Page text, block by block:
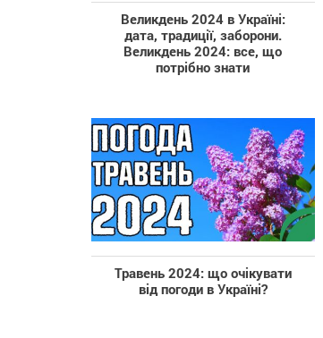
Великдень 2024 в Україні:
дата, традиції, заборони.
Великдень 2024: все, що
потрібно знати
Травень 2024: що очікувати
від погоди в Україні?